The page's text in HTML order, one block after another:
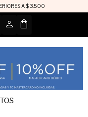
A $ 3.500